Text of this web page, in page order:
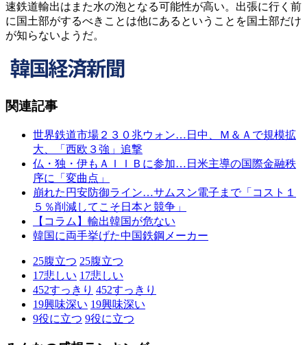
速鉄道輸出はまた水の泡となる可能性が高い。出張に行く前
に国土部がするべきことは他にあるということを国土部だけ
が知らないようだ。
関連記事
世界鉄道市場２３０兆ウォン…日中、Ｍ＆Ａで規模拡
大、「西欧３強」追撃
仏・独・伊もＡＩＩＢに参加…日米主導の国際金融秩
序に「変曲点」
崩れた円安防御ライン…サムスン電子まで「コスト１
５％削減してこそ日本と競争」
【コラム】輸出韓国が危ない
韓国に両手挙げた中国鉄鋼メーカー
25腹立つ 25腹立つ
17悲しい 17悲しい
452すっきり 452すっきり
19興味深い 19興味深い
9役に立つ 9役に立つ